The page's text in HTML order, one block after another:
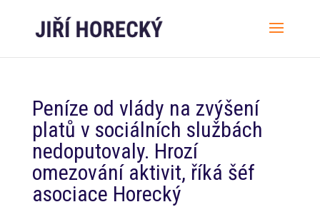
Peníze od vlády na zvýšení
platů v sociálních službách
nedoputovaly. Hrozí
omezování aktivit, říká šéf
asociace Horecký